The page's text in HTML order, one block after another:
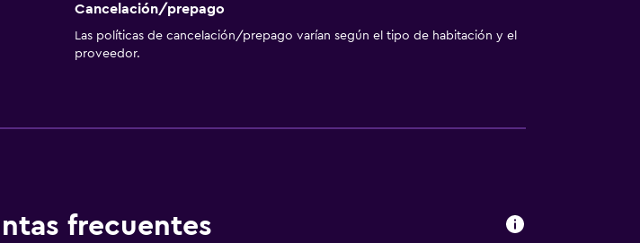
Cancelación/prepago
Las políticas de cancelación/prepago varían según el tipo de habitación y el
proveedor.
frecuentes